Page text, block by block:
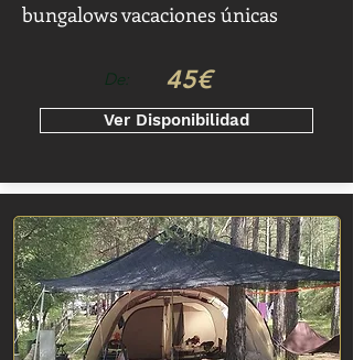
bungalows vacaciones únicas
De: 45€
Ver Disponibilidad